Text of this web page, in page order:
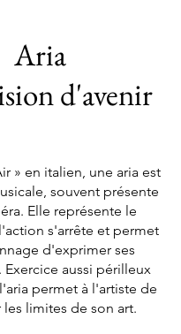
Aria
d'avenir
» en italien, une aria est
souvent présente
Elle représente le
s'arrête et permet
d'exprimer ses
Exercice aussi périlleux
permet à l'artiste de
les limites de son art.